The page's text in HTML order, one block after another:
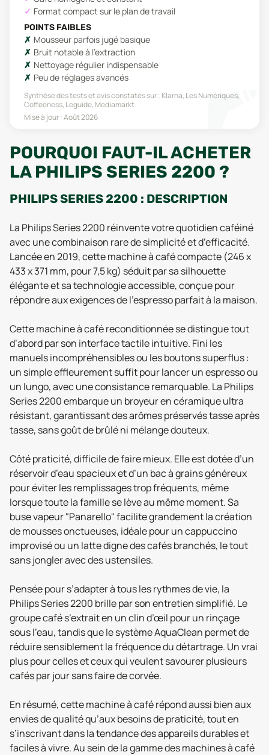
Format compact sur le plan de travail
POINTS FAIBLES
Mousseur parfois jugé basique
Bruit notable à l'extraction
Nettoyage régulier indispensable
Peu de réglages avancés
Synthèse des tests et avis constatés sur : Klarna, Les Numériques,
Coffeeness, Leguide, Mediamarkt
Mise à jour :Août 2026
POURQUOI FAUT-IL ACHETER
LA PHILIPS SERIES 2200 ?
PHILIPS SERIES 2200 : DESCRIPTION
La Philips Series 2200 réinvente votre quotidien caféiné
avec une combinaison rare de simplicité et d’efficacité.
Lancée en 2019, cette machine à café compacte (246 x
433 x 371 mm, pour 7,5 kg) séduit par sa silhouette
élégante et sa technologie accessible, conçue pour
répondre aux exigences de l’espresso parfait à la maison.
Cette machine à café reconditionnée se distingue tout
d’abord par son interface tactile intuitive. Fini les
manuels incompréhensibles ou les boutons superflus :
un simple effleurement suffit pour lancer un espresso ou
un lungo, avec une consistance remarquable. La Philips
Series 2200 embarque un broyeur en céramique ultra
résistant, garantissant des arômes préservés tasse après
tasse, sans goût de brûlé ni mélange douteux.
Côté praticité, difficile de faire mieux. Elle est dotée d’un
réservoir d’eau spacieux et d’un bac à grains généreux
pour éviter les remplissages trop fréquents, même
lorsque toute la famille se lève au même moment. Sa
buse vapeur "Panarello" facilite grandement la création
de mousses onctueuses, idéale pour un cappuccino
improvisé ou un latte digne des cafés branchés, le tout
sans jongler avec des ustensiles.
Pensée pour s’adapter à tous les rythmes de vie, la
Philips Series 2200 brille par son entretien simplifié. Le
groupe café s’extrait en un clin d’œil pour un rinçage
sous l’eau, tandis que le système AquaClean permet de
réduire sensiblement la fréquence du détartrage. Un vrai
plus pour celles et ceux qui veulent savourer plusieurs
cafés par jour sans faire de corvée.
En résumé, cette machine à café répond aussi bien aux
envies de qualité qu’aux besoins de praticité, tout en
s’inscrivant dans la tendance des appareils durables et
faciles à vivre. Au sein de la gamme des machines à café